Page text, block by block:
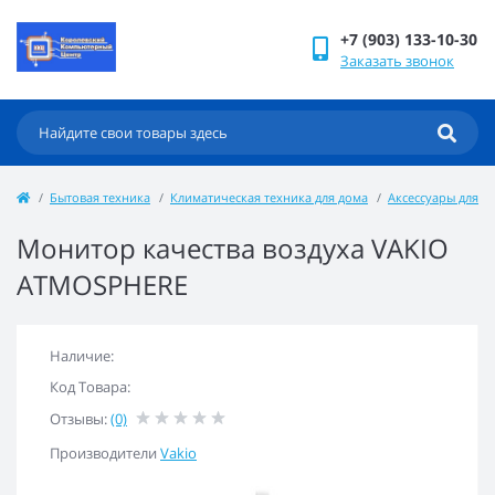
+7 (903) 133-10-30
Заказать звонок
Бытовая техника Климатическая техника для дома Аксессуары для
Монитор качества воздуха VAKIO
ATMOSPHERE
Наличие:
Код Товара:
Отзывы:(0)
Производители Vakio